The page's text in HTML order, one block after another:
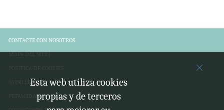
CONTACTE CON NOSOTROS
MAPA DEL SITIO
POLÍTICA DE COOKIES
AVISO LEGAL
PRIVACIDAD
Esta web utiliza cookies
propias y de terceros